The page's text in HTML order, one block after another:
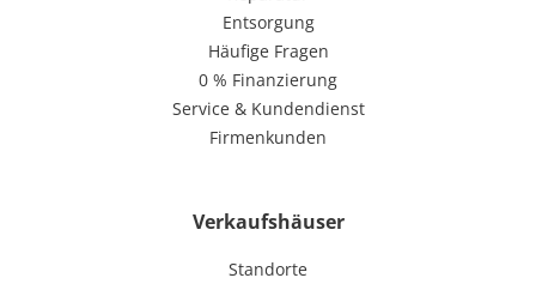
Entsorgung
Häufige Fragen
0 % Finanzierung
Service & Kundendienst
Firmenkunden
Verkaufshäuser
Standorte